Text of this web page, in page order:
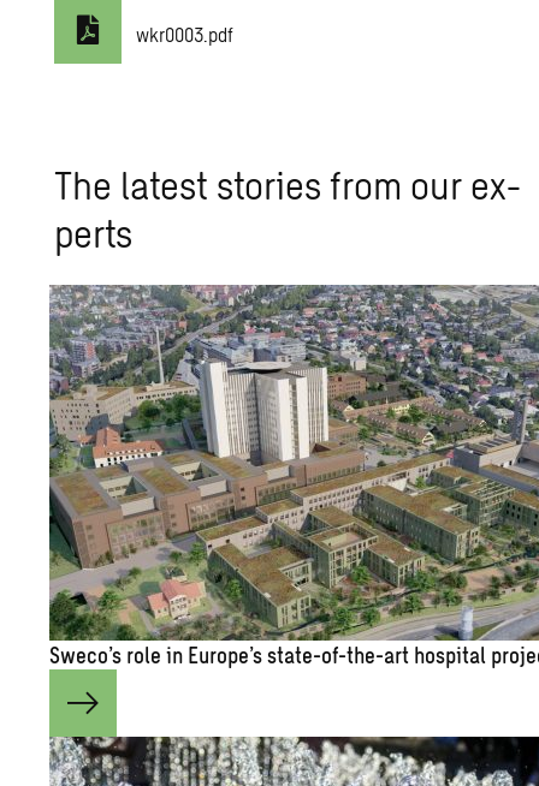
wkr0003.pdf
The lat­est sto­ries from our ex­
perts
Sweco’s role in Eu­rope’s state-of-the-art hos­pi­tal